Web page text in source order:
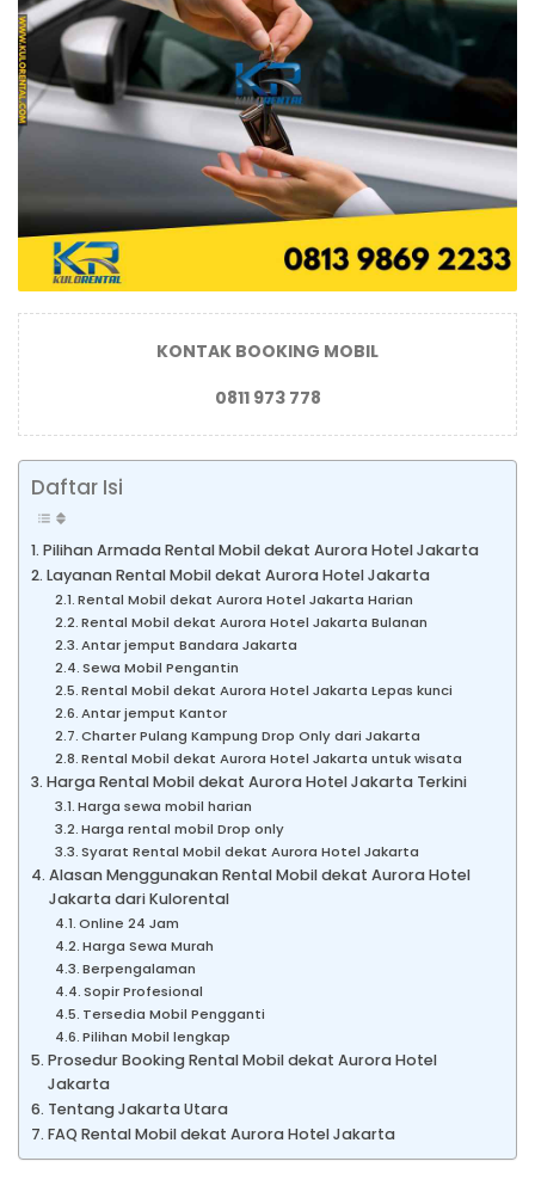
KONTAK BOOKING MOBIL
0811 973 778
Daftar Isi
Pilihan Armada Rental Mobil dekat Aurora Hotel Jakarta
Layanan Rental Mobil dekat Aurora Hotel Jakarta
Rental Mobil dekat Aurora Hotel Jakarta Harian
Rental Mobil dekat Aurora Hotel Jakarta Bulanan
Antar jemput Bandara Jakarta
Sewa Mobil Pengantin
Rental Mobil dekat Aurora Hotel Jakarta Lepas kunci
Antar jemput Kantor
Charter Pulang Kampung Drop Only dari Jakarta
Rental Mobil dekat Aurora Hotel Jakarta untuk wisata
Harga Rental Mobil dekat Aurora Hotel Jakarta Terkini
Harga sewa mobil harian
Harga rental mobil Drop only
Syarat Rental Mobil dekat Aurora Hotel Jakarta
Alasan Menggunakan Rental Mobil dekat Aurora Hotel
Jakarta dari Kulorental
Online 24 Jam
Harga Sewa Murah
Berpengalaman
Sopir Profesional
Tersedia Mobil Pengganti
Pilihan Mobil lengkap
Prosedur Booking Rental Mobil dekat Aurora Hotel
Jakarta
Tentang Jakarta Utara
FAQ Rental Mobil dekat Aurora Hotel Jakarta